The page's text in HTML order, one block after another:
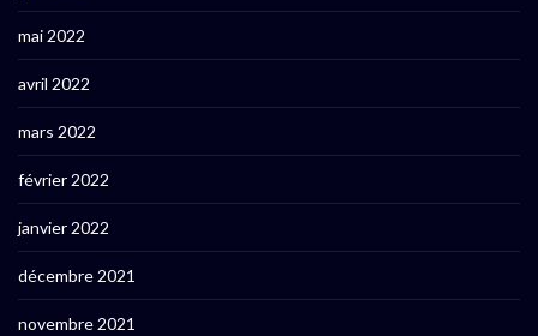
mai 2022
avril 2022
mars 2022
février 2022
janvier 2022
décembre 2021
novembre 2021